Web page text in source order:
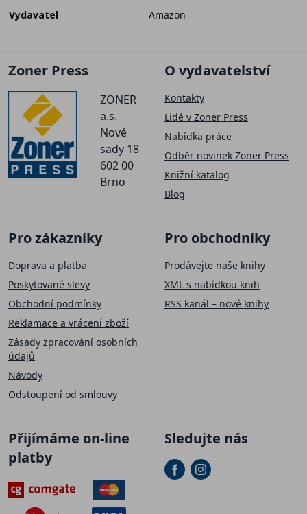
Vydavatel
Amazon
Zoner Press
ZONER
a.s.
Nové
sady 18
602 00
Brno
O vydavatelství
Kontakty
Lidé v Zoner Press
Nabídka práce
Odběr novinek Zoner Press
Knižní katalog
Blog
Pro zákazníky
Doprava a platba
Poskytované slevy
Obchodní podmínky
Reklamace a vrácení zboží
Zásady zpracování osobních
údajů
Návody
Odstoupení od smlouvy
Pro obchodníky
Prodávejte naše knihy
XML s nabídkou knih
RSS kanál – nové knihy
Přijímáme on-line
platby
Sledujte nás